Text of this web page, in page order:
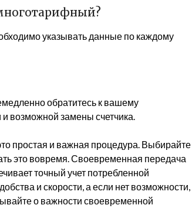
указывать данные по каждому
обратитесь к вашему
возможной замены счетчика.
простая и важная процедура. Выбирайте
это вовремя. Своевременная передача
точный учет потребленной
и скорости, а если нет возможности,
о важности своевременной